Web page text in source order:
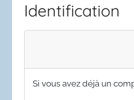
Identification
Si vous avez déjà un